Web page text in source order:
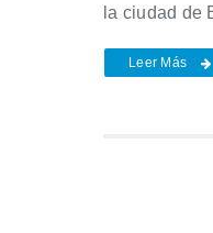
la ciudad de
Leer Más